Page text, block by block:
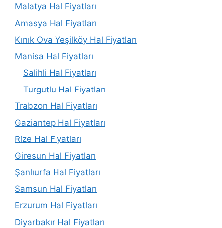
Malatya Hal Fiyatları
Amasya Hal Fiyatları
Kınık Ova Yeşilköy Hal Fiyatları
Manisa Hal Fiyatları
Salihli Hal Fiyatları
Turgutlu Hal Fiyatları
Trabzon Hal Fiyatları
Gaziantep Hal Fiyatları
Rize Hal Fiyatları
Giresun Hal Fiyatları
Şanlıurfa Hal Fiyatları
Samsun Hal Fiyatları
Erzurum Hal Fiyatları
Diyarbakır Hal Fiyatları